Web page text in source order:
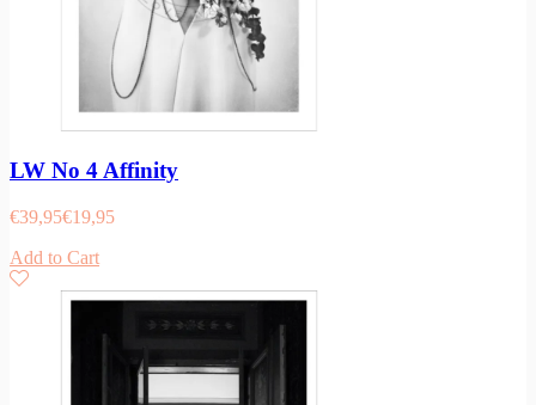
LW No 4 Affinity
€39,95€19,95
Add to Cart